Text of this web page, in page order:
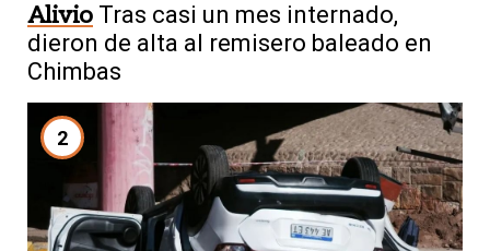
Alivio Tras casi un mes internado,
dieron de alta al remisero baleado en
Chimbas
2